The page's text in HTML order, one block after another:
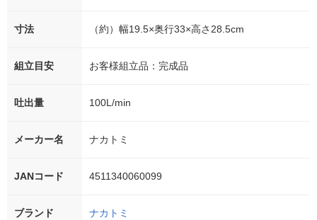
寸法 （約）幅19.5×奥行33×高さ28.5cm
組立目安 お客様組立品：完成品
吐出量 100L/min
メーカー名 ナカトミ
JANコード 4511340060099
ブランド ナカトミ